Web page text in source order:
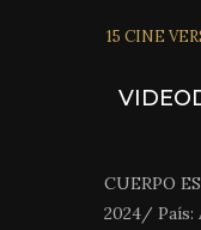
15 CINE
CUERPO
2024/ País: